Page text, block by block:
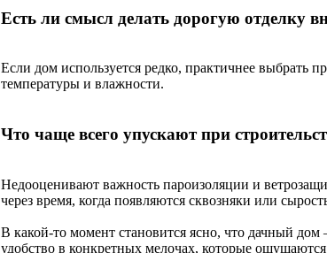
Есть ли смысл делать дорогую отделку
Если дом используется редко, практичнее выбрать
температуры и влажности.
Что чаще всего упускают при
Недооценивают важность пароизоляции и
через время, когда появляются сквозняки или
В какой-то момент становится ясно, что дачный
удобство в конкретных мелочах, которые